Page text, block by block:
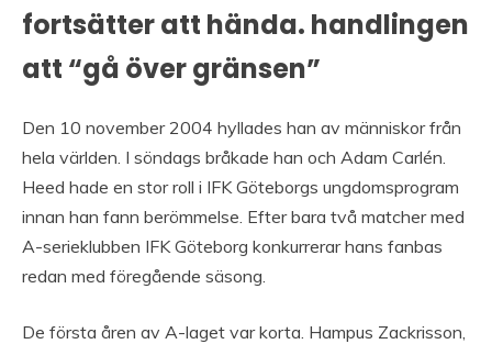
fortsätter att hända. handlingen
att “gå över gränsen”
Den 10 november 2004 hyllades han av människor från
hela världen. I söndags bråkade han och Adam Carlén.
Heed hade en stor roll i IFK Göteborgs ungdomsprogram
innan han fann berömmelse. Efter bara två matcher med
A-serieklubben IFK Göteborg konkurrerar hans fanbas
redan med föregående säsong.
De första åren av A-laget var korta. Hampus Zackrisson,